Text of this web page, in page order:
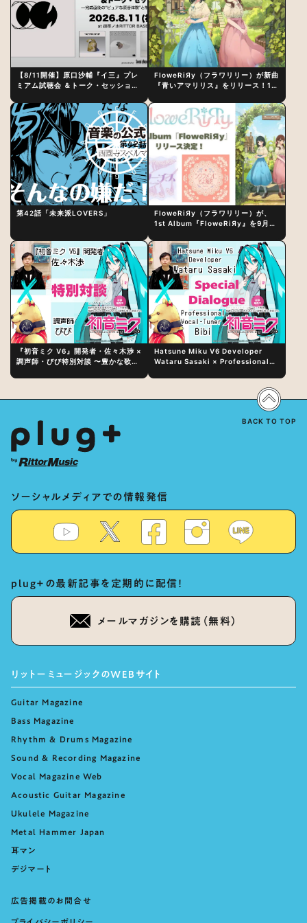
【8/11開催】原口沙輔『イ三』プレ
ミアム試聴会 ＆トーク・セッション
制作秘話
FloweRiЯy（フラワリリー）が新曲
『青いアマリリス』をリリース！1st
第42話「未来派LOVERS」
FloweRiЯy（フラワリリー）が、
1st Album『FloweRiЯy』を9月23
『初音ミク V6』開発者・佐々木渉 ×
調声師・びび特別対談 〜豊かな歌声
Hatsune Miku V6 Developer
Wataru Sasaki × Professional
Vocal Expression Lies in “Love
for the singing characters” and
ソーシャルメディアでの情報発信
plug+の最新記事を定期的に配信！
メールマガジンを購読（無料）
リットーミュージックのWEBサイト
Guitar Magazine
Bass Magazine
Rhythm & Drums Magazine
Sound & Recording Magazine
Vocal Magazine Web
Acoustic Guitar Magazine
Ukulele Magazine
Metal Hammer Japan
耳マン
デジマート
広告掲載のお問合せ
BACK TO TOP